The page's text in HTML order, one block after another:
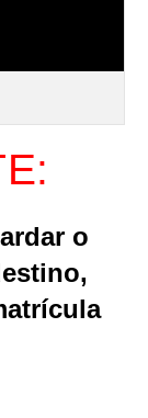
o